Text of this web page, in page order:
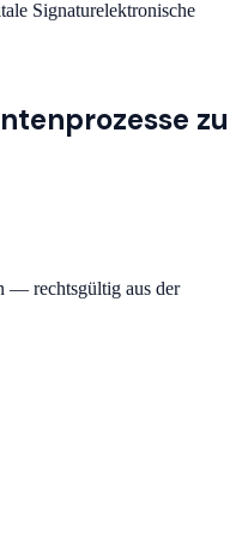
Signaturelektronische
zu
— rechtsgültig aus der